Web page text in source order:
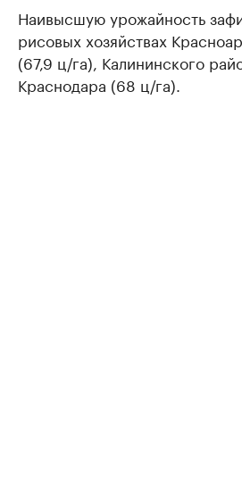
Наивысшую урожайность
рисовых хозяйствах
(67,9 ц/га), Калининского
Краснодара (68 ц/га).